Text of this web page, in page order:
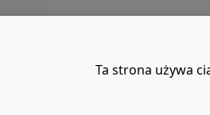
Ta strona używa